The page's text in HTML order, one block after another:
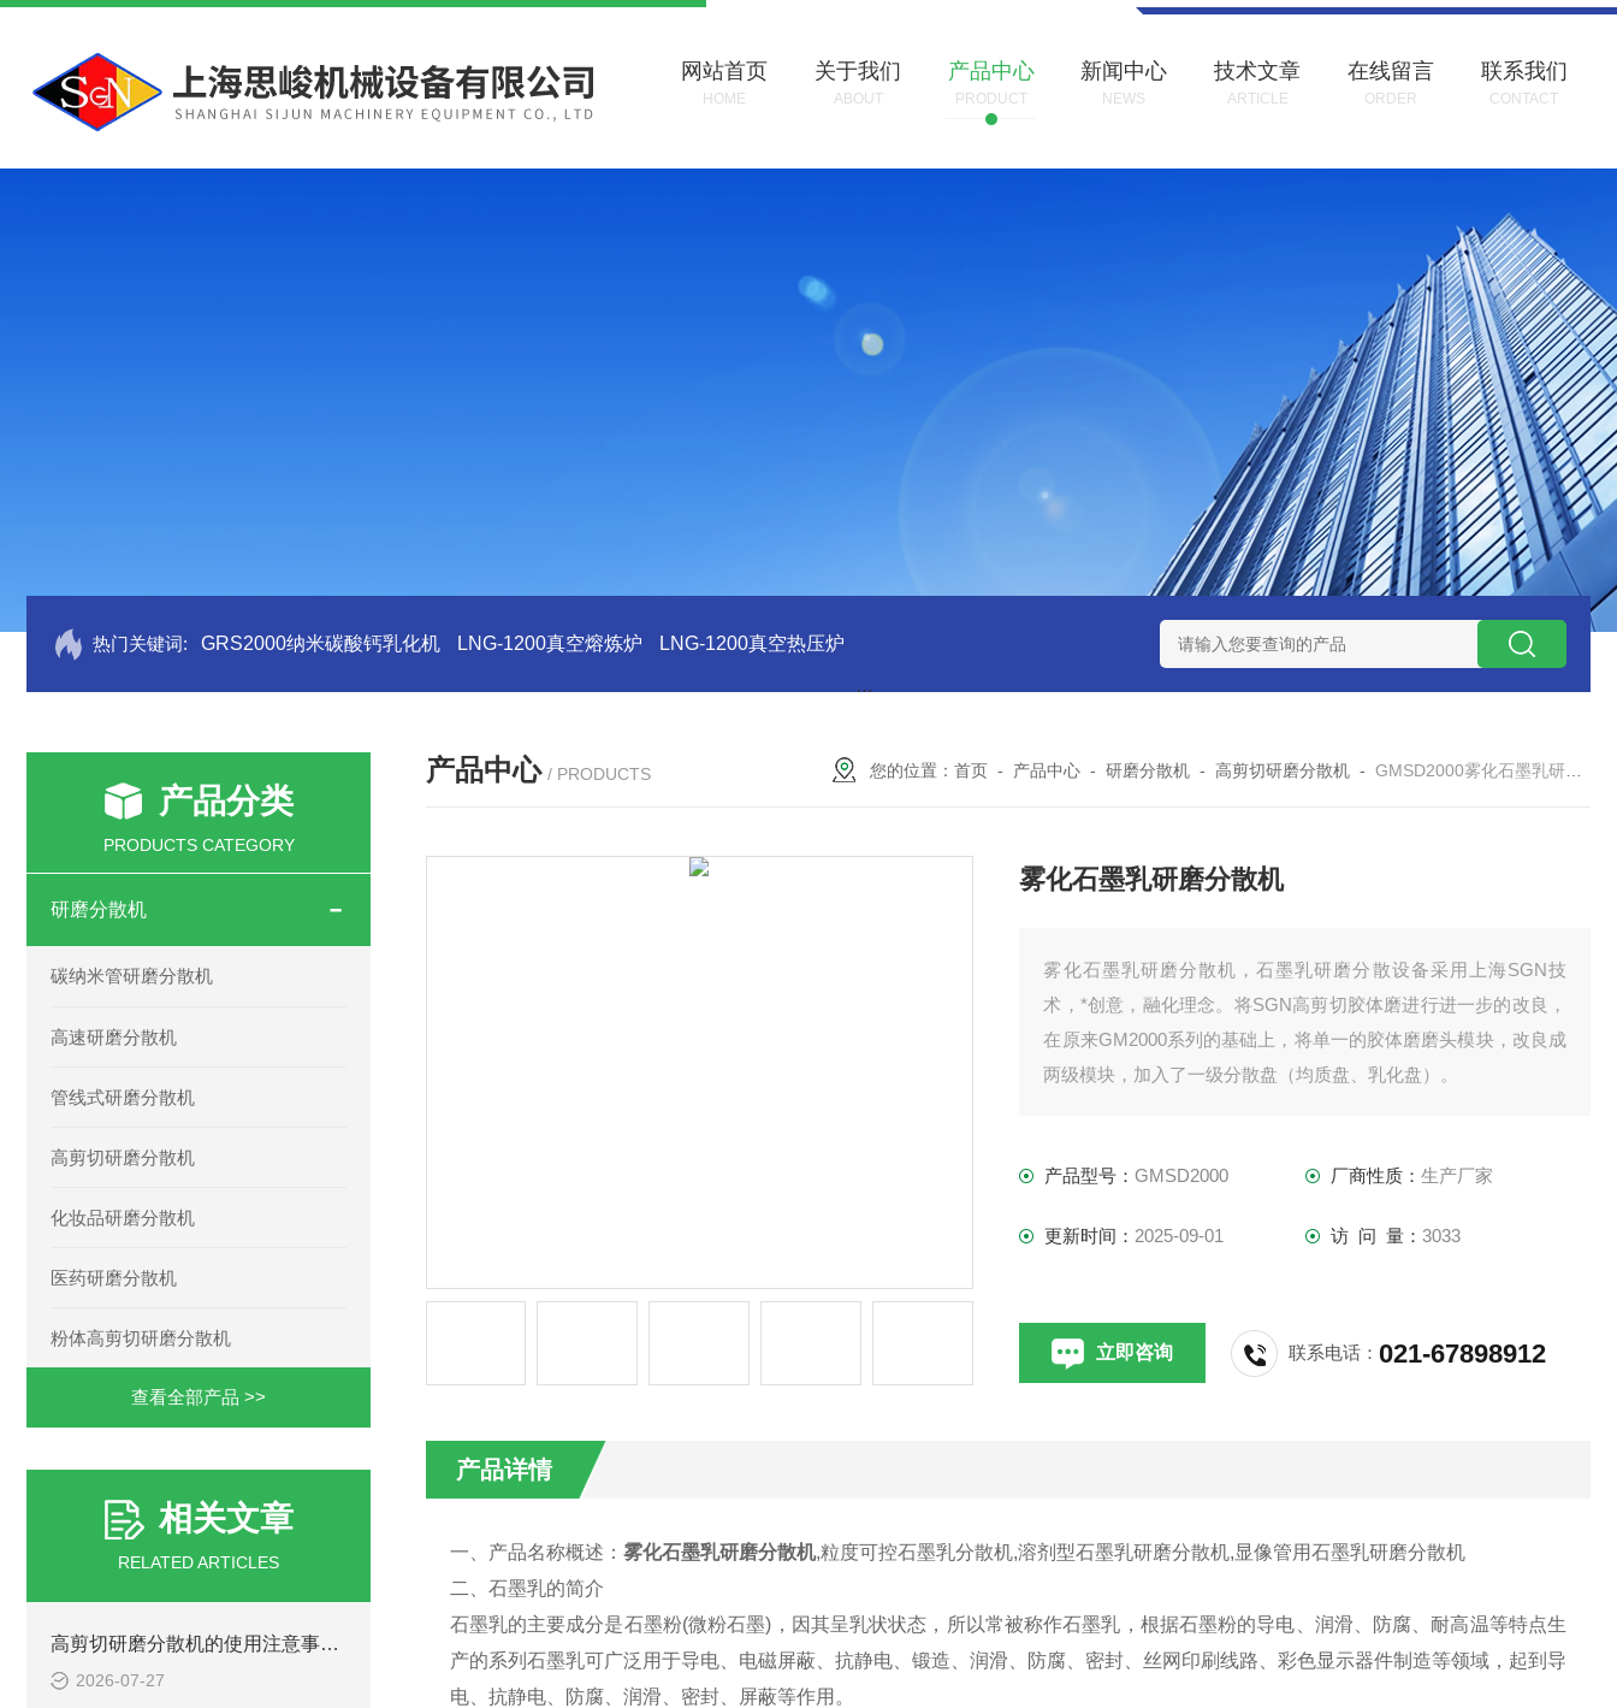
网站首页
HOME
关于我们
ABOUT
产品中心
PRODUCT
新闻中心
NEWS
技术文章
ARTICLE
在线留言
ORDER
联系我们
CONTACT
热门关键词: GRS2000纳米碳酸钙乳化机 LNG-1200真空熔炼炉 LNG-1200真空热压炉 LNHZ-1200碳包覆回转炉 LNHZ-1200可倾斜式回转炉
产品分类
PRODUCTS CATEGORY
研磨分散机
碳纳米管研磨分散机
高速研磨分散机
管线式研磨分散机
高剪切研磨分散机
化妆品研磨分散机
医药研磨分散机
粉体高剪切研磨分散机
查看全部产品 >>
相关文章
RELATED ARTICLES
高剪切研磨分散机的使用注意事项有哪些？
2026-07-27
产品中心 / PRODUCTS 您的位置：首页 - 产品中心 -研磨分散机 -高剪切研磨分散机 -GMSD2000雾化石墨乳研磨分散机
雾化石墨乳研磨分散机
雾化石墨乳研磨分散机，石墨乳研磨分散设备采用上海SGN技
术，*创意，融化理念。将SGN高剪切胶体磨进行进一步的改良，
在原来GM2000系列的基础上，将单一的胶体磨磨头模块，改良成
两级模块，加入了一级分散盘（均质盘、乳化盘）。
产品型号：GMSD2000 厂商性质： 生产厂家
更新时间： 2025-09-01 访 问 量： 3033
立即咨询 联系电话：021-67898912
产品详情
一、产品名称概述： 雾化石墨乳研磨分散机,粒度可控石墨乳分散机,溶剂型石墨乳研磨分散机,显像管用石墨乳研磨分散机
二、石墨乳的简介
石墨乳的主要成分是石墨粉(微粉石墨)，因其呈乳状状态，所以常被称作石墨乳，根据石墨粉的导电、润滑、防腐、耐高温等特点生
产的系列石墨乳可广泛用于导电、电磁屏蔽、抗静电、锻造、润滑、防腐、密封、丝网印刷线路、彩色显示器件制造等领域，起到导
电、抗静电、防腐、润滑、密封、屏蔽等作用。